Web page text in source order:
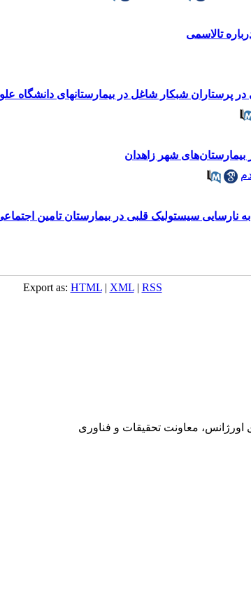
تالاسمی
شب­کار شاغل در بیمارستان­های دانشگاه علوم
شهر زاهدان
نارسایی سیستولیک قلبی در بیمارستان تامین اجتماعی
Export as: HTML| XML| RSS
اورژانس، معاونت تحقیقات و فناوری